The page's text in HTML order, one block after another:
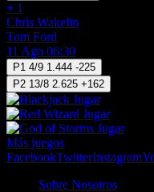
+ 1
Chris Wakelin
Tom Ford
11 Ago 06:30
P1 4/9 1.444 -225
P2 13/8 2.625 +162
Jugar
Jugar
Jugar
Más juegos
FacebookTwitterInstagram
Sobre Nosotros